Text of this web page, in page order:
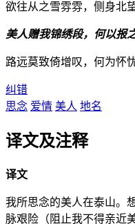
欲往从之雪雰雰，侧身北
美人赠我锦绣段，何以报
路远莫致倚增叹，何为怀
纠错
思念 爱情 美人 地名
译文及注释
译文
我所思念的美人在泰山。
脉艰险（阻止我不得亲近